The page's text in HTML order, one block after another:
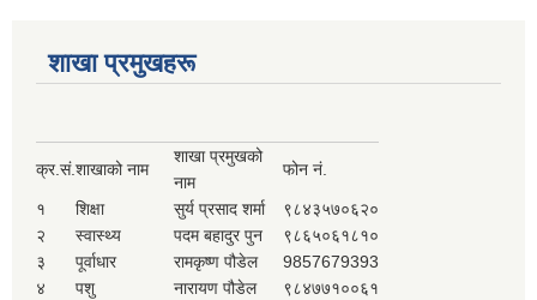
शाखा प्रमुखहरू
क्र.सं.शाखाको नाम
शाखा प्रमुखको
नाम
फोन नं.
१ शिक्षा सुर्य प्रसाद शर्मा
९८४३५७०६२०
२
स्वास्थ्य पदम बहादुर पुन
९८६५०६१८१०
३
पूर्वाधार रामकृष्ण पौडेल
9857679393
४
पशु नारायण पौडेल
९८४७७१००६१